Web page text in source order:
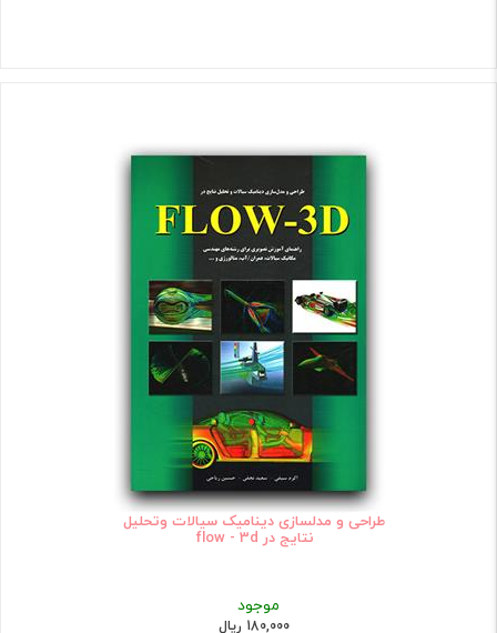
طراحی و مدلسازی دینامیک سیالات وتحلیل
نتایج در flow - 3d
موجود
180,000 ریال